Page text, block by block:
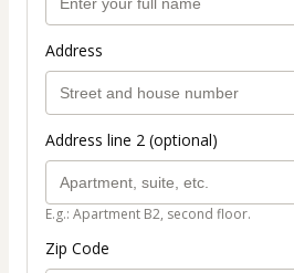
Address
Address line 2 (optional)
E.g.: Apartment B2, second floor.
Zip Code